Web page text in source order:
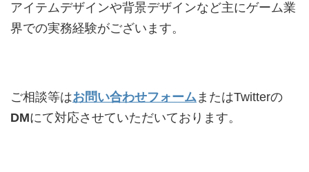
アイテムデザインや背景デザインなど主にゲーム業
界での実務経験がございます。
ご相談等はお問い合わせフォームまたはTwitterの
DMにて対応させていただいております。